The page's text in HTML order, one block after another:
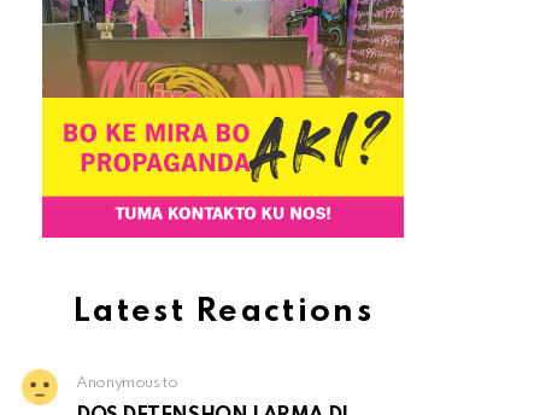
Latest Reactions
Anonymous to